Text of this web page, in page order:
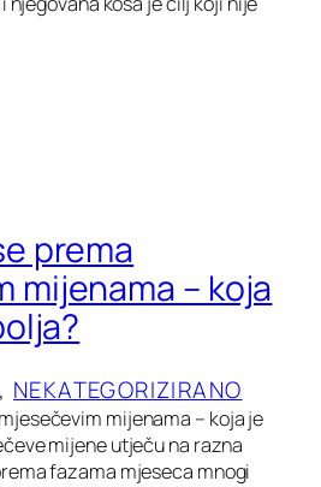
prema
mijenama – koja
, NEKATEGORIZIRANO
mijenama – koja je
mijene utječu na razna
fazama mjeseca mnogi